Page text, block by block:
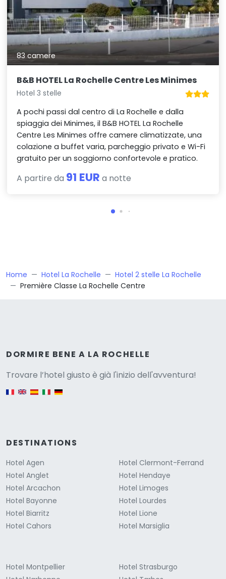
83 camere
B&B HOTEL La Rochelle Centre Les Minimes
Hotel 3 stelle
A pochi passi dal centro di La Rochelle e dalla
spiaggia dei Minimes, il B&B HOTEL La Rochelle
Centre Les Minimes offre camere climatizzate, una
colazione a buffet varia, parcheggio privato e Wi-Fi
gratuito per un soggiorno confortevole e pratico.
A partire da 91 EUR a notte
Home Hotel La Rochelle
Hotel 2 stelle La Rochelle
Première Classe La Rochelle Centre
DORMIRE BENE A LA ROCHELLE
Trovare l’hotel giusto è già l'inizio dell'avventura!
DESTINATIONS
Hotel Agen
Hotel Anglet
Hotel Arcachon
Hotel Bayonne
Hotel Biarritz
Hotel Cahors
Hotel Clermont-Ferrand
Hotel Hendaye
Hotel Limoges
Hotel Lourdes
Hotel Lione
Hotel Marsiglia
Hotel Montpellier
Hotel Strasburgo